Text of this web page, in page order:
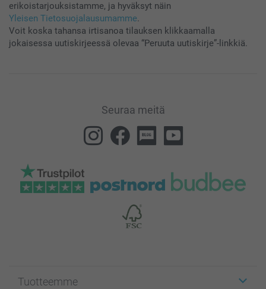
erikoistarjouksistamme, ja hyväksyt näin
Yleisen Tietosuojalausumamme.
Voit koska tahansa irtisanoa tilauksen klikkaamalla
jokaisessa uutiskirjeessä olevaa “Peruuta uutiskirje”-linkkiä.
Seuraa meitä
Tuotteemme